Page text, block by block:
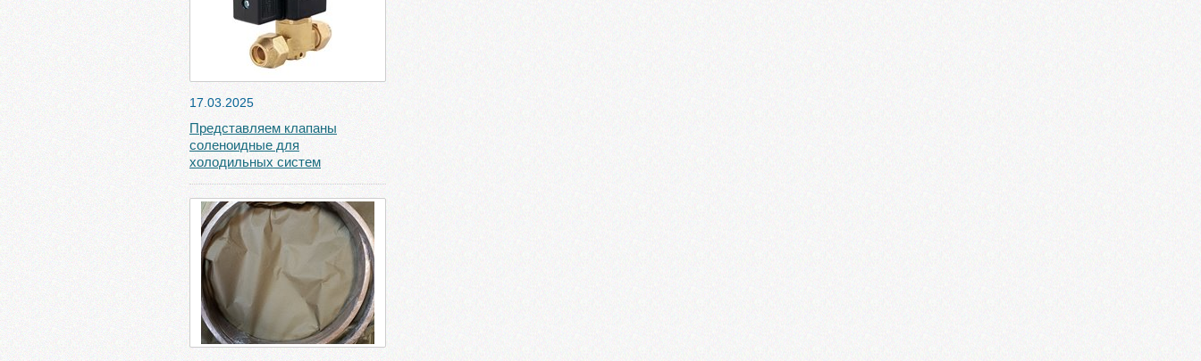
17.03.2025
Представляем клапаны
соленоидные для
холодильных систем